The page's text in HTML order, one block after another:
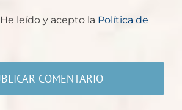
He leído y acepto la Política de